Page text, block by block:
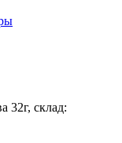
32г, склад: